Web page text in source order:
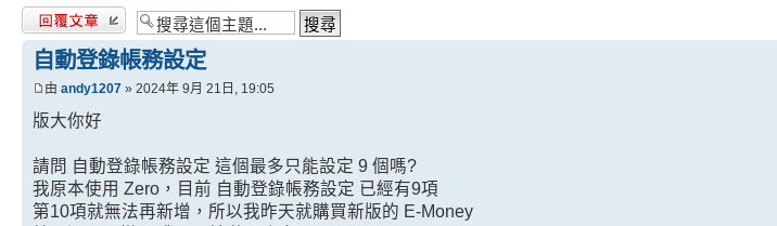
發表回覆
自動登錄帳務設定
由 andy1207 » 2024年 9月 21日, 19:05
版大你好
請問 自動登錄帳務設定 這個最多只能設定 9 個嗎?
我原本使用 Zero，目前 自動登錄帳務設定 已經有9項
第10項就無法再新增，所以我昨天就購買新版的 E-Money